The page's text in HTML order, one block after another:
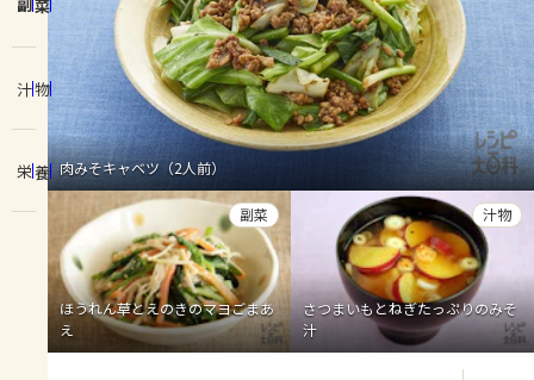
ホーム
コンテンツ
レシピ
トーク
よくあるお問い合わせ
お買い物
きゅうり なす トマト
とうもろこし
ピーマン
みょうが ゴーヤ
副菜
汁物
栄養 肉みそキャベツ（2人前）
ほうれん草とえのきのマヨごまあ
え
副菜
さつまいもとねぎたっぷりのみそ
汁
汁物